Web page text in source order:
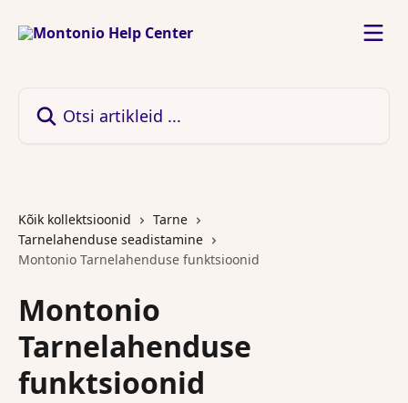
Kõik kollektsioonid
Tarne
Tarnelahenduse seadistamine
Montonio Tarnelahenduse funktsioonid
Montonio
Tarnelahenduse
funktsioonid